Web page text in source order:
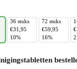
36 stuks
€31,95
10%
72 stuks
€59,95
16%